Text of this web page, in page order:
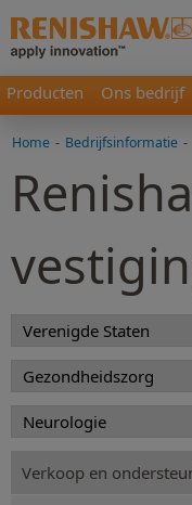
Producten Ons bedrijf
Home - Bedrijfsinformatie -
Verkoop en